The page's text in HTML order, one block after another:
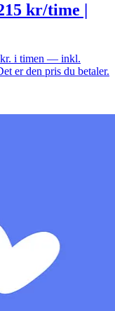
kr/time |
kr. i timen — inkl.
er den pris du betaler.